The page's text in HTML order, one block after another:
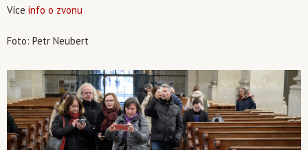
Více info o zvonu
Foto: Petr Neubert